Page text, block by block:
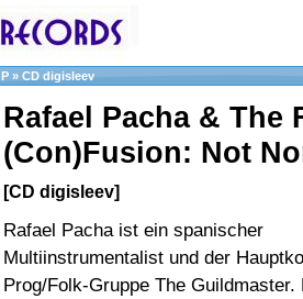
P » CD digisleev
Rafael Pacha & The
(Con)Fusion: Not
[CD digisleev]
Rafael Pacha ist ein spanischer
Multiinstrumentalist und der
Prog/Folk-Gruppe The Guildmaster.